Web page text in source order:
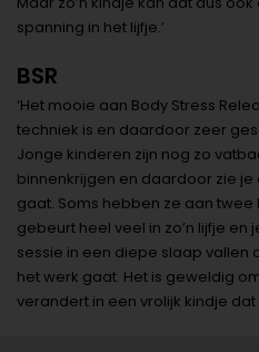
spanning in het lijfje.’
BSR
‘Het mooie aan Body Stress
techniek is en daardoor zeer
Jonge kinderen zijn nog zo
binnenkrijgen en daardoor zie
gaat. Soms hebben ze aan
gebeurt heel veel in zo’n lijfje en
sessie in een diepe slaap vallen
het werk gaat. Het is geweldig
verandert in een vrolijk kindje